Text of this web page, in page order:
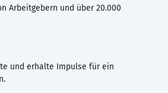
Arbeitgebern und über 20.000
und erhalte Impulse für ein